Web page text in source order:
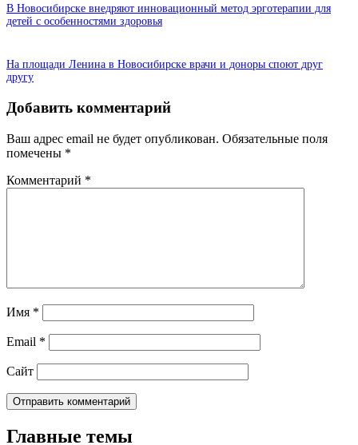
В Новосибирске внедряют инновационный метод эрготерапии для
детей с особенностями здоровья
На площади Ленина в Новосибирске врачи и доноры споют друг
другу
Добавить комментарий
Ваш адрес email не будет опубликован. Обязательные поля
помечены *
Комментарий *
Имя *
Email *
Сайт
Главные темы